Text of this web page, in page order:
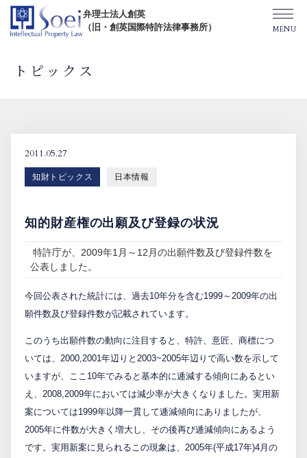
弁理士法人創英
（旧・創英国際特許法律事務所）
弁理士紹介
TOPICS/出版物/セミナー
Blog
創英設樂法律事務所
トピックス
2011.05.27
知財トピックス 日本情報
知的財産権の出願及び登録の状況
特許庁が、2009年1月～12月の出願件数及び登録件数を
公表しました。
今回公表された統計には、過去10年分を含む1999～2009年の出
願件数及び登録件数が記載されています。
このうち出願件数の動向に注目すると、特許、意匠、商標につ
いては、2000,2001年辺りと2003~2005年辺りで高い数を示して
いますが、ここ10年でみると基本的に逓減する傾向にあるとい
え、2008,2009年においては減少率が大きくなりました。実用新
案については1999年以降一貫して逓減傾向にありましたが、
2005年に件数が大きく増大し、その後再び逓減傾向にあるよう
です。実用新案に見られるこの現象は、2005年(平成17年)4月の